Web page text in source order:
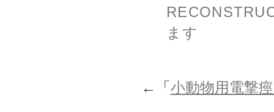
ます
←「 小動物用電撃